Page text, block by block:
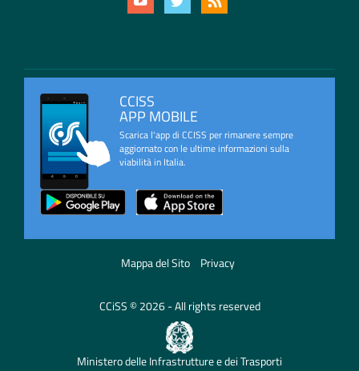
CCISS
APP MOBILE
Scarica l'app di CCISS per rimanere sempre
aggiornato con le ultime informazioni sulla
viabilità in Italia.
Mappa del Sito Privacy
CCiSS © 2026 - All rights reserved
Ministero delle Infrastrutture e dei Trasporti